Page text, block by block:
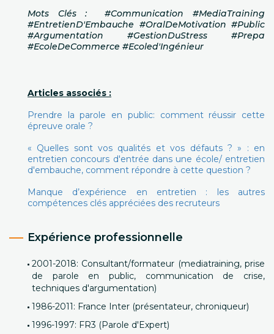
Mots Clés : #Communication #MediaTraining
#EntretienD'Embauche #OralDeMotivation #Public
#Argumentation #GestionDuStress #Prepa
#EcoleDeCommerce #Ecoled'Ingénieur
Articles associés :
Prendre la parole en public: comment réussir cette
épreuve orale ?
« Quelles sont vos qualités et vos défauts ? » : en
entretien concours d'entrée dans une école/ entretien
d'embauche, comment répondre à cette question ?
Manque d’expérience en entretien : les autres
compétences clés appréciées des recruteurs
Expérience professionnelle
2001-2018: Consultant/formateur (mediatraining, prise
de parole en public, communication de crise,
techniques d'argumentation)
1986-2011: France Inter (présentateur, chroniqueur)
1996-1997: FR3 (Parole d'Expert)